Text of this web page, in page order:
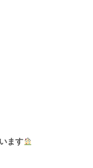
ます